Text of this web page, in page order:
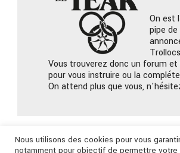
On est
pipe
Vous trouverez donc un forum et
pour vous instruire ou la
On attend plus que vous,
Nous utilisons des cookies pour vous
notamment pour objectif de permettre